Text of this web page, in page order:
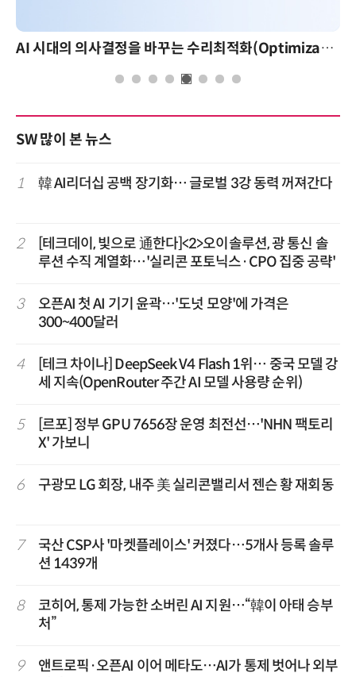
AI 시대의 의사결정을 바꾸는 수리최적화(Optimization): 실제 산업 적용 사례와 활용 전략
SW 많이 본 뉴스
1 韓 AI리더십 공백 장기화… 글로벌 3강 동력 꺼져간다
2
[테크데이, 빛으로 通한다]<2>오이솔루션, 광 통신 솔
루션 수직 계열화…'실리콘 포토닉스·CPO 집중 공략'
3
오픈AI 첫 AI 기기 윤곽…'도넛 모양'에 가격은
300~400달러
4
[테크 차이나] DeepSeek V4 Flash 1위… 중국 모델 강
세 지속(OpenRouter 주간 AI 모델 사용량 순위)
5
[르포] 정부 GPU 7656장 운영 최전선…'NHN 팩토리
X' 가보니
6 구광모 LG 회장, 내주 美 실리콘밸리서 젠슨 황 재회동
7
국산 CSP사 '마켓플레이스' 커졌다…5개사 등록 솔루
션 1439개
8
코히어, 통제 가능한 소버린 AI 지원…“韓이 아태 승부
처”
9
앤트로픽·오픈AI 이어 메타도…AI가 통제 벗어나 외부